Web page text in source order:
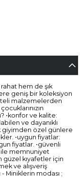
hem de şık
geniş bir koleksiyon
malzemelerden
•konfor ve kalite:
ve dayanıklı
giyimden özel günlere
•uygun fiyatlar:
fiyatlar. •güvenli
ile memnuniyet
güzel kıyafetler için
ve alışveriş
Miniklerin modası ;